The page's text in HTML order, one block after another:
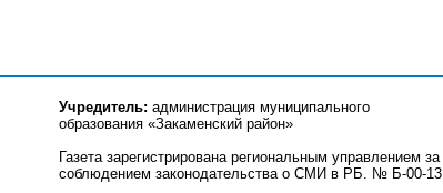
Учредитель: администрация муниципального
образования «Закаменский район»
Газета зарегистрирована региональным управлением за
соблюдением законодательства о СМИ в РБ. № Б-00-13